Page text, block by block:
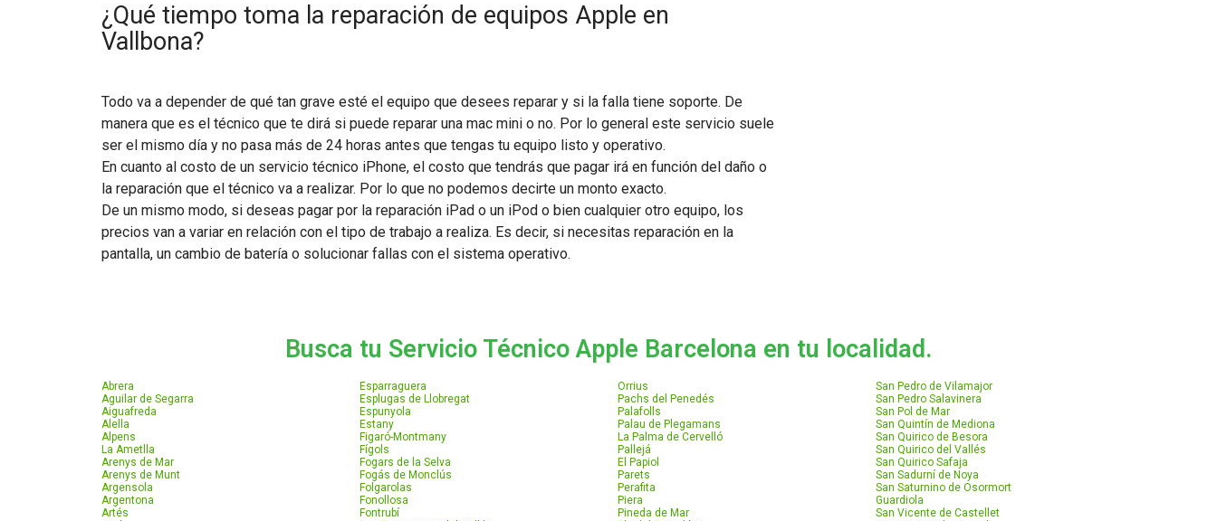
¿Qué tiempo toma la reparación de equipos Apple en
Vallbona?
Todo va a depender de qué tan grave esté el equipo que desees reparar y si la falla tiene soporte. De
manera que es el técnico que te dirá si puede reparar una mac mini o no. Por lo general este servicio suele
ser el mismo día y no pasa más de 24 horas antes que tengas tu equipo listo y operativo.
En cuanto al costo de un servicio técnico iPhone, el costo que tendrás que pagar irá en función del daño o
la reparación que el técnico va a realizar. Por lo que no podemos decirte un monto exacto.
De un mismo modo, si deseas pagar por la reparación iPad o un iPod o bien cualquier otro equipo, los
precios van a variar en relación con el tipo de trabajo a realiza. Es decir, si necesitas reparación en la
pantalla, un cambio de batería o solucionar fallas con el sistema operativo.
Busca tu Servicio Técnico Apple Barcelona en tu localidad.
Abrera
Aguilar de Segarra
Aiguafreda
Alella
Alpens
La Ametlla
Arenys de Mar
Arenys de Munt
Argensola
Argentona
Artés
Esparraguera
Esplugas de Llobregat
Espunyola
Estany
Figaró-Montmany
Fígols
Fogars de la Selva
Fogás de Monclús
Folgarolas
Fonollosa
Fontrubí
Orrius
Pachs del Penedés
Palafolls
Palau de Plegamans
La Palma de Cervelló
Pallejá
El Papiol
Parets
Perafita
Piera
Pineda de Mar
San Pedro de Vilamajor
San Pedro Salavinera
San Pol de Mar
San Quintín de Mediona
San Quirico de Besora
San Quirico del Vallés
San Quirico Safaja
San Sadurní de Noya
San Saturnino de Osormort
Guardiola
San Vicente de Castellet